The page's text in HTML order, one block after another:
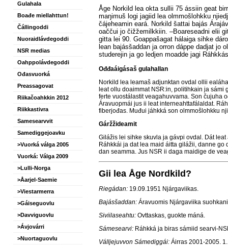
Gulahala
Boađe miellahttun!
Čállingoddi
Nuoraidlávdegoddi
NSR medias
Oahppolávdegoddi
Ođasvuorká
Preassagovat
Riikačoahkkin 2012
Riikkastivra
Samesearvvit
Samediggejoavku
>Vuorká válga 2005
Vuorká: Válga 2009
>Lulli-Norga
>Åarjel-Saemie
>Viestarmerra
>Gáiseguovlu
>Davviguovlu
>Ávjovárri
>Nuortaguovlu
Åge Norkild lea okta sullii 75 ássiin geat
maŋimuš logi jagiid lea olmmošlohkku
čájeheamin eará. Norkild šattai bajás
oaččui jo čižžemilkkiin. –Boareseadni elii
gitta lei 90. Goappašagat hálaiga sihke
lean bajásšaddan ja orron dáppe dadjat jo
studerejin ja go ledjen moadde jagi
Ođđaáigásaš gulahallan
Norkild lea leamaš adjunktan ovdal ollii
leat ollu doaimmat NSR:in, politihkain ja sámi
ferte vuostálastit veagahuvvama. Son čujuha
Áravuopmái jus ii leat interneahttafálaldat.
fiberjođas. Muđui jáhkká son olmmošlohkku
Gáržžideamit
Gilážis lei sihke skuvla ja gávpi ovdal. Dát
Ráhkkái ja dat lea maid áitta gilážii, danne
dan seamma. Jus NSR ii daga maidige de
Gii lea Åge Nordkild?
Riegádan: 19.09.1951 Njárgaviikas.
Bajásšaddan: Áravuomis Njárgaviika
Siviilaseahtu: Ovttaskas, guokte máná.
Sámesearvi: Ráhkká ja biras sámiid searvi-
Válljejuvvon Sámediggái: Áirras 2001-2005.